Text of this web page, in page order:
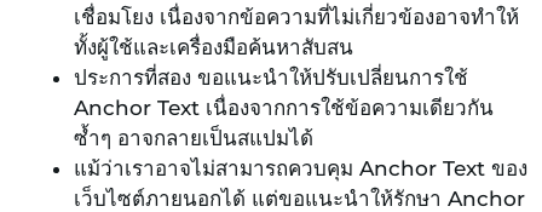
เชื่อมโยง เนื่องจากข้อความที่ไม่เกี่ยวข้องอาจทำให้
ทั้งผู้ใช้และเครื่องมือค้นหาสับสน
ประการที่สอง ขอแนะนำให้ปรับเปลี่ยนการใช้
Anchor Text เนื่องจากการใช้ข้อความเดียวกัน
ซ้ำๆ อาจกลายเป็นสแปมได้
แม้ว่าเราอาจไม่สามารถควบคุม Anchor Text ของ
เว็บไซต์ภายนอกได้ แต่ขอแนะนำให้รักษา Anchor